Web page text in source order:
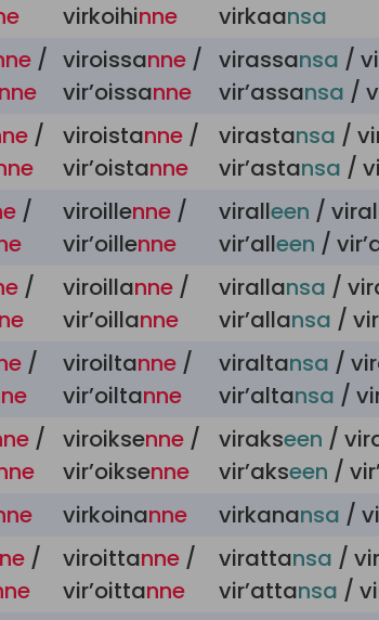
virkoihinne virkaansa
/
nne
viroissanne /
vir’oissanne
virassansa /
vir’assansa /
/
viroistanne /
vir’oistanne
virastansa /
vir’astansa /
/
viroillenne /
vir’oillenne
viralleen /
vir’alleen /
/
viroillanne /
vir’oillanne
virallansa /
vir’allansa /
/
viroiltanne /
vir’oiltanne
viraltansa /
vir’altansa /
/
viroiksenne /
vir’oiksenne
virakseen /
vir’akseen /
virkoinanne virkanansa /
/
viroittanne /
vir’oittanne
virattansa /
vir’attansa /